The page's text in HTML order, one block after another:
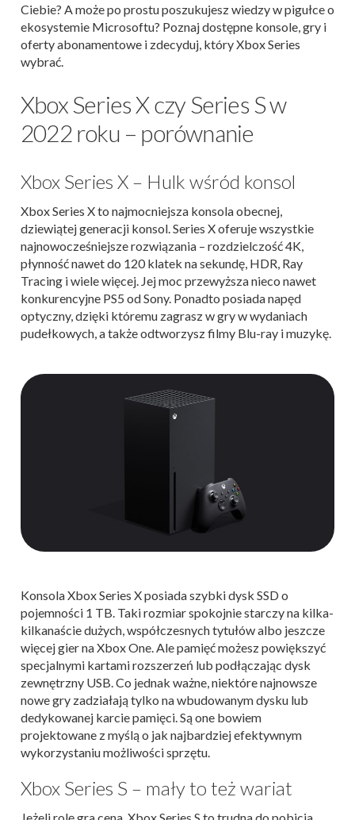
Ciebie? A może po prostu poszukujesz wiedzy w pigułce o
ekosystemie Microsoftu? Poznaj dostępne konsole, gry i
oferty abonamentowe i zdecyduj, który Xbox Series
wybrać.
Xbox Series X czy Series S w
2022 roku – porównanie
Xbox Series X – Hulk wśród konsol
Xbox Series X to najmocniejsza konsola obecnej,
dziewiątej generacji konsol. Series X oferuje wszystkie
najnowocześniejsze rozwiązania – rozdzielczość 4K,
płynność nawet do 120 klatek na sekundę, HDR, Ray
Tracing i wiele więcej. Jej moc przewyższa nieco nawet
konkurencyjne PS5 od Sony. Ponadto posiada napęd
optyczny, dzięki któremu zagrasz w gry w wydaniach
pudełkowych, a także odtworzysz filmy Blu-ray i muzykę.
Konsola Xbox Series X posiada szybki dysk SSD o
pojemności 1 TB. Taki rozmiar spokojnie starczy na kilka-
kilkanaście dużych, współczesnych tytułów albo jeszcze
więcej gier na Xbox One. Ale pamięć możesz powiększyć
specjalnymi kartami rozszerzeń lub podłączając dysk
zewnętrzny USB. Co jednak ważne, niektóre najnowsze
nowe gry zadziałają tylko na wbudowanym dysku lub
dedykowanej karcie pamięci. Są one bowiem
projektowane z myślą o jak najbardziej efektywnym
wykorzystaniu możliwości sprzętu.
Xbox Series S – mały to też wariat